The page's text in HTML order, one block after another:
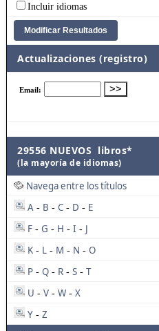
Incluir idiomas
Actualizaciones (registro)
29556 NUEVOS libros*
(la mayoría de idiomas)
Navega entre los títulos
A - B - C - D - E
F - G - H - I - J
K - L - M - N - O
P - Q - R - S - T
U - V - W - X
Y - Z